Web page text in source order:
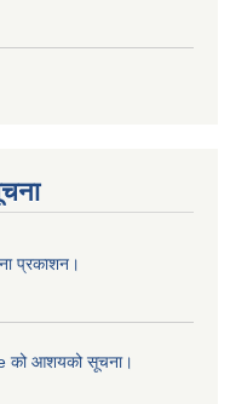
प्रकाशन।
को आशयको सूचना।